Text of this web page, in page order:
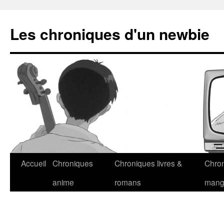
Les chroniques d'un newbie
Accueil Chroniques
anime
Chroniques livres &
romans